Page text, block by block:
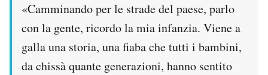
«Camminando per le strade del paese, parlo
con la gente, ricordo la mia infanzia. Viene a
galla una storia, una fiaba che tutti i bambini,
da chissà quante generazioni, hanno sentito